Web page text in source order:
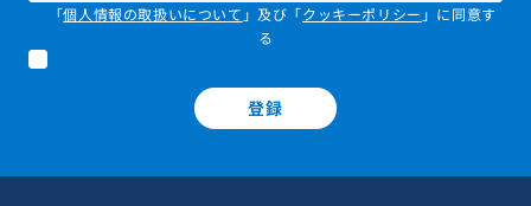
「個人情報の取扱いについて 」及び「クッキーポリシー 」に同意す
る
登録